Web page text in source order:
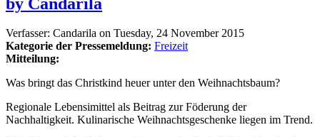
Verfasser: Candarila on Tuesday, 24 November 2015
Kategorie der Pressemeldung: Freizeit
Mitteilung:
Was bringt das Christkind heuer unter den Weihnachtsbaum?
Regionale Lebensimittel als Beitrag zur Föderung der
Nachhaltigkeit. Kulinarische Weihnachtsgeschenke liegen im Trend.